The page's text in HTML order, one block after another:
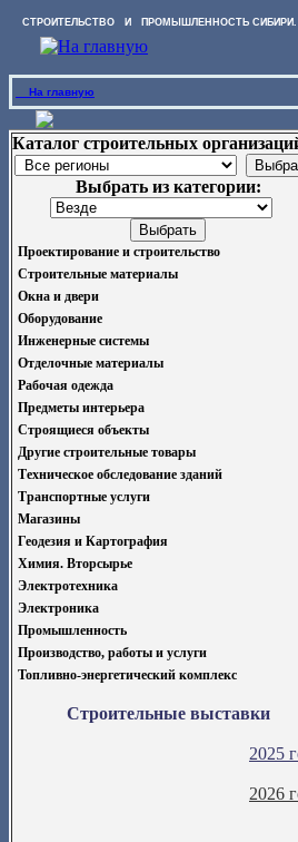
СТРОИТЕЛЬСТВО И ПРОМЫШЛЕННОСТЬ
На главную
Каталог строительных
Выбрать из категории:
Проектирование и строительство
Строительные материалы
Окна и двери
Оборудование
Инженерные системы
Отделочные материалы
Рабочая одежда
Предметы интерьера
Строящиеся объекты
Другие строительные товары
Техническое обследование зданий
Транспортные услуги
Магазины
Геодезия и Картография
Химия. Вторсырье
Электротехника
Электроника
Промышленность
Производство, работы и услуги
Топливно-энергетический комплекс
Строительные выставки
2025
2026